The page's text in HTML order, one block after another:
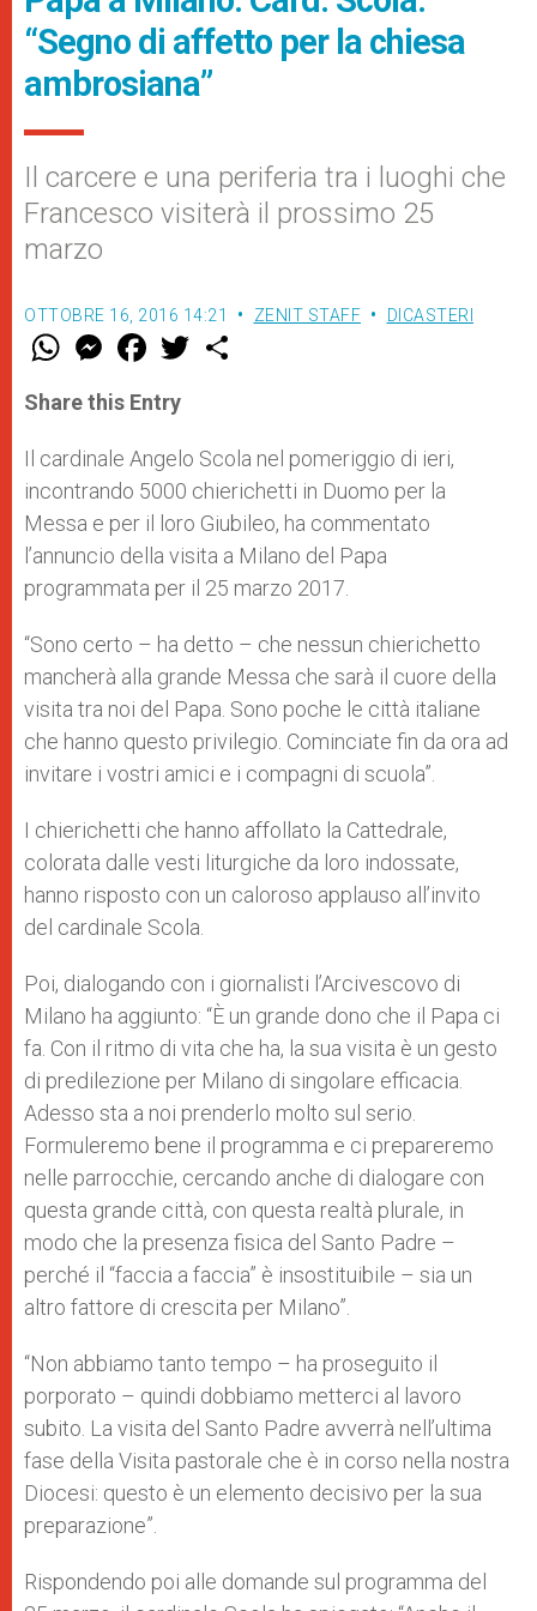
“Segno di affetto per la chiesa
ambrosiana”
Il carcere e una periferia tra i luoghi che
Francesco visiterà il prossimo 25
marzo
OTTOBRE 16, 2016 14:21 ZENIT STAFF DICASTERI
W
t
s
p
p
M
e
s
e
g
e
r
F
a
e
b
o
k
w
r
Share this Entry
Il cardinale Angelo Scola nel pomeriggio di ieri,
incontrando 5000 chierichetti in Duomo per la
Messa e per il loro Giubileo, ha commentato
l’annuncio della visita a Milano del Papa
programmata per il 25 marzo 2017.
“Sono certo – ha detto – che nessun chierichetto
mancherà alla grande Messa che sarà il cuore della
visita tra noi del Papa. Sono poche le città italiane
che hanno questo privilegio. Cominciate fin da ora ad
invitare i vostri amici e i compagni di scuola”.
I chierichetti che hanno affollato la Cattedrale,
colorata dalle vesti liturgiche da loro indossate,
hanno risposto con un caloroso applauso all’invito
del cardinale Scola.
Poi, dialogando con i giornalisti l’Arcivescovo di
Milano ha aggiunto: “È un grande dono che il Papa ci
fa. Con il ritmo di vita che ha, la sua visita è un gesto
di predilezione per Milano di singolare efficacia.
Adesso sta a noi prenderlo molto sul serio.
Formuleremo bene il programma e ci prepareremo
nelle parrocchie, cercando anche di dialogare con
questa grande città, con questa realtà plurale, in
modo che la presenza fisica del Santo Padre –
perché il “faccia a faccia” è insostituibile – sia un
altro fattore di crescita per Milano”.
“Non abbiamo tanto tempo – ha proseguito il
porporato – quindi dobbiamo metterci al lavoro
subito. La visita del Santo Padre avverrà nell’ultima
fase della Visita pastorale che è in corso nella nostra
Diocesi: questo è un elemento decisivo per la sua
preparazione”.
Rispondendo poi alle domande sul programma del